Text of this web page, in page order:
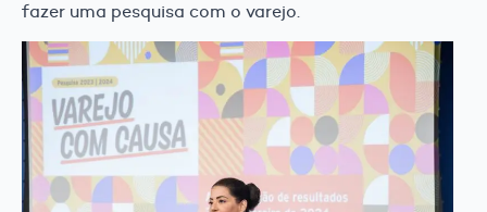
fazer uma pesquisa com o varejo.